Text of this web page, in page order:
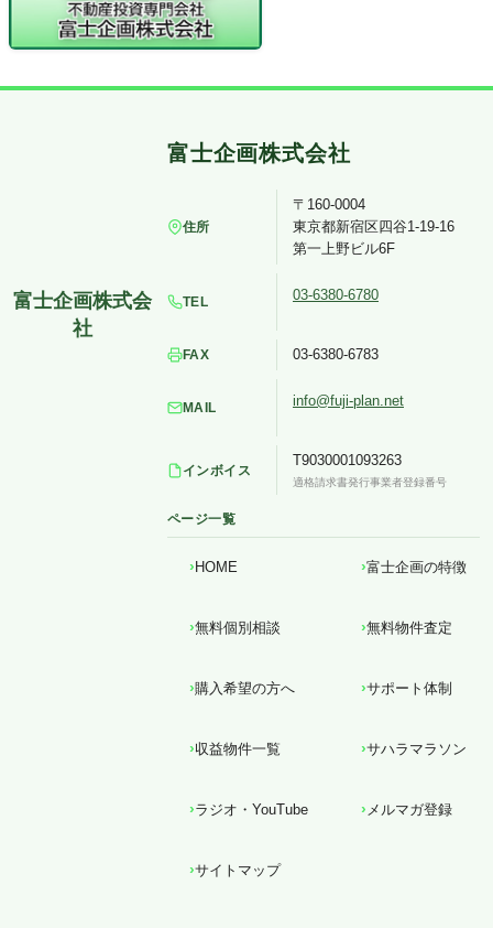
住所
〒160-0004
東京都新宿区四谷1-19-16
第一上野ビル6F
TEL 03-6380-6780
FAX 03-6380-6783
MAIL info@fuji-plan.net
インボイス
T9030001093263
適格請求書発行事業者登録番号
ページ一覧
HOME 富士企画の特徴
無料個別相談 無料物件査定
購入希望の方へ サポート体制
収益物件一覧 サハラマラソン
ラジオ・YouTube メルマガ登録
サイトマップ